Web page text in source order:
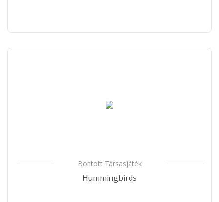
Bontott Társasjáték
Hummingbirds